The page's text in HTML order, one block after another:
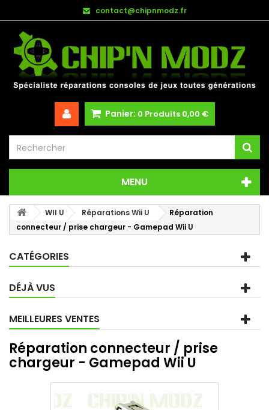
contact@chipnmodz.fr
Panier: 0 Produits 0,00 €
MENU
WII U Réparations Wii U
Réparation
connecteur / prise chargeur - Gamepad Wii U
CATÉGORIES
DÉJÀ VUS
MEILLEURES VENTES
Réparation connecteur / prise
chargeur - Gamepad Wii U